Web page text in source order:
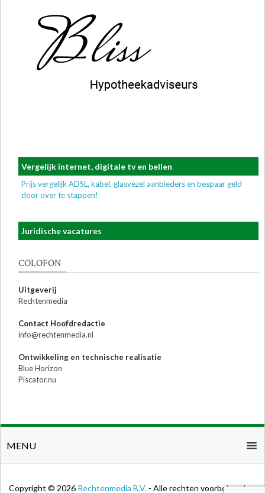
Vergelijk internet, digitale tv en bellen
Prijs vergelijk ADSL, kabel, glasvezel aanbieders en bespaar geld
door over te stappen!
Juridische vacatures
COLOFON
Uitgeverij
Rechtenmedia
Contact Hoofdredactie
info@rechtenmedia.nl
Ontwikkeling en technische realisatie
Blue Horizon
Piscator.nu
MENU
Copyright © 2026 Rechtenmedia B.V. - Alle rechten voorbehouden.